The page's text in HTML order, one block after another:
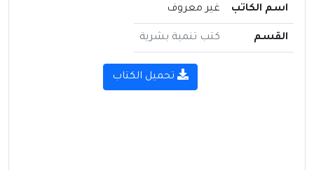
اسم الكاتب غير معروف
القسم كتب تنمية بشرية
تحميل الكتاب